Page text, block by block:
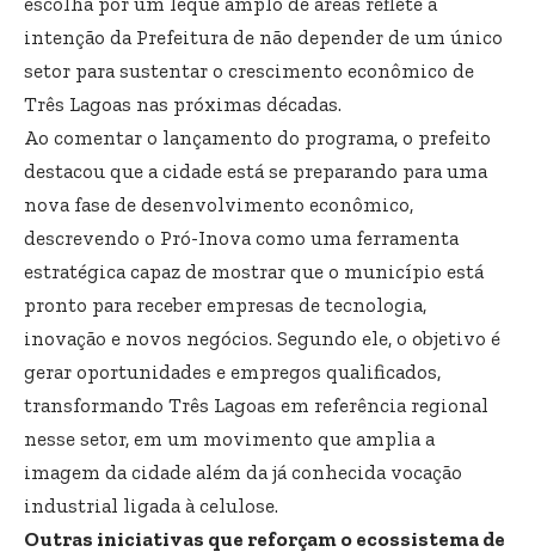
intenção da Prefeitura de não depender de um único
setor para sustentar o crescimento econômico de
Três Lagoas nas próximas décadas.
Ao comentar o lançamento do programa, o prefeito
destacou que a cidade está se preparando para uma
nova fase de desenvolvimento econômico,
descrevendo o Pró-Inova como uma ferramenta
estratégica capaz de mostrar que o município está
pronto para receber empresas de tecnologia,
inovação e novos negócios. Segundo ele, o objetivo é
gerar oportunidades e empregos qualificados,
transformando Três Lagoas em referência regional
nesse setor, em um movimento que amplia a
imagem da cidade além da já conhecida vocação
industrial ligada à celulose.
Outras iniciativas que reforçam o ecossistema de